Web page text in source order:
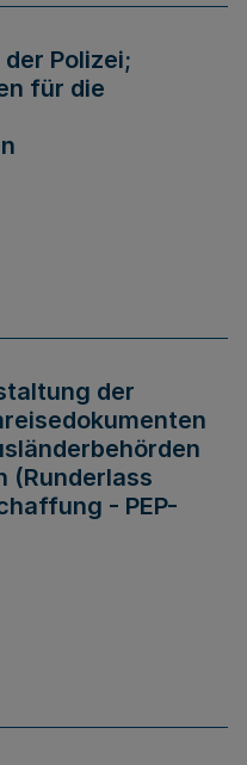
Polizei;
für die
der
(Runderlass
- PEP-